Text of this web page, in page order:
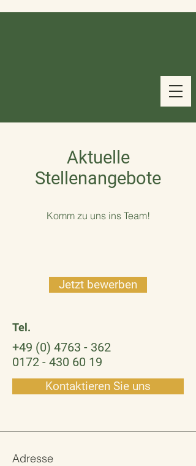
Aktuelle
Stellenangebote
Komm zu uns ins Team!
Jetzt bewerben
Tel.
+49 (0) 4763 - 362
0172 - 430 60 19
Kontaktieren Sie uns
Adresse